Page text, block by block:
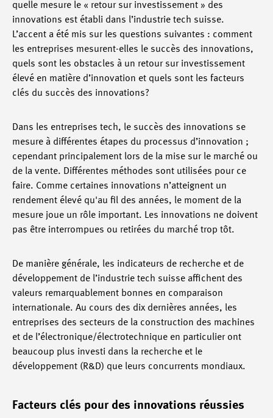
quelle mesure le « retour sur investissement » des
innovations est établi dans l’industrie tech suisse.
L’accent a été mis sur les questions suivantes : comment
les entreprises mesurent-elles le succès des innovations,
quels sont les obstacles à un retour sur investissement
élevé en matière d’innovation et quels sont les facteurs
clés du succès des innovations?
Dans les entreprises tech, le succès des innovations se
mesure à différentes étapes du processus d’innovation ;
cependant principalement lors de la mise sur le marché ou
de la vente. Différentes méthodes sont utilisées pour ce
faire. Comme certaines innovations n’atteignent un
rendement élevé qu'au fil des années, le moment de la
mesure joue un rôle important. Les innovations ne doivent
pas être interrompues ou retirées du marché trop tôt.
De manière générale, les indicateurs de recherche et de
développement de l’industrie tech suisse affichent des
valeurs remarquablement bonnes en comparaison
internationale. Au cours des dix dernières années, les
entreprises des secteurs de la construction des machines
et de l’électronique/électrotechnique en particulier ont
beaucoup plus investi dans la recherche et le
développement (R&D) que leurs concurrents mondiaux.
Facteurs clés pour des innovations réussies